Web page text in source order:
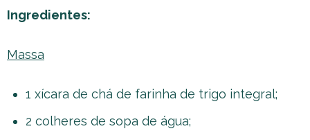
Ingredientes:
Massa
1 xícara de chá de farinha de trigo integral;
2 colheres de sopa de água;